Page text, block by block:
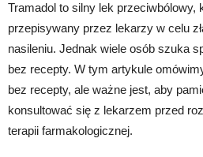
Tramadol to silny lek przeciwbólowy,
przepisywany przez lekarzy w celu
nasileniu. Jednak wiele osób szuka
bez recepty. W tym artykule
bez recepty, ale ważne jest, aby
konsultować się z lekarzem przed
terapii farmakologicznej.